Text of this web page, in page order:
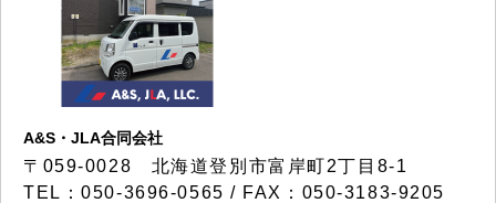
A&S・JLA合同会社
〒 059-0028 北海道登別市富岸町2丁目 8-1
TEL：050-3696-0565 / FAX：050-3183-9205